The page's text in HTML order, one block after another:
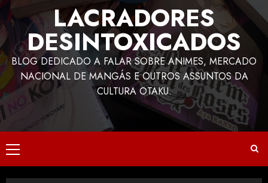
LACRADORES
DESINTOXICADOS
BLOG DEDICADO A FALAR SOBRE ANIMES, MERCADO
NACIONAL DE MANGÁS E OUTROS ASSUNTOS DA
CULTURA OTAKU.